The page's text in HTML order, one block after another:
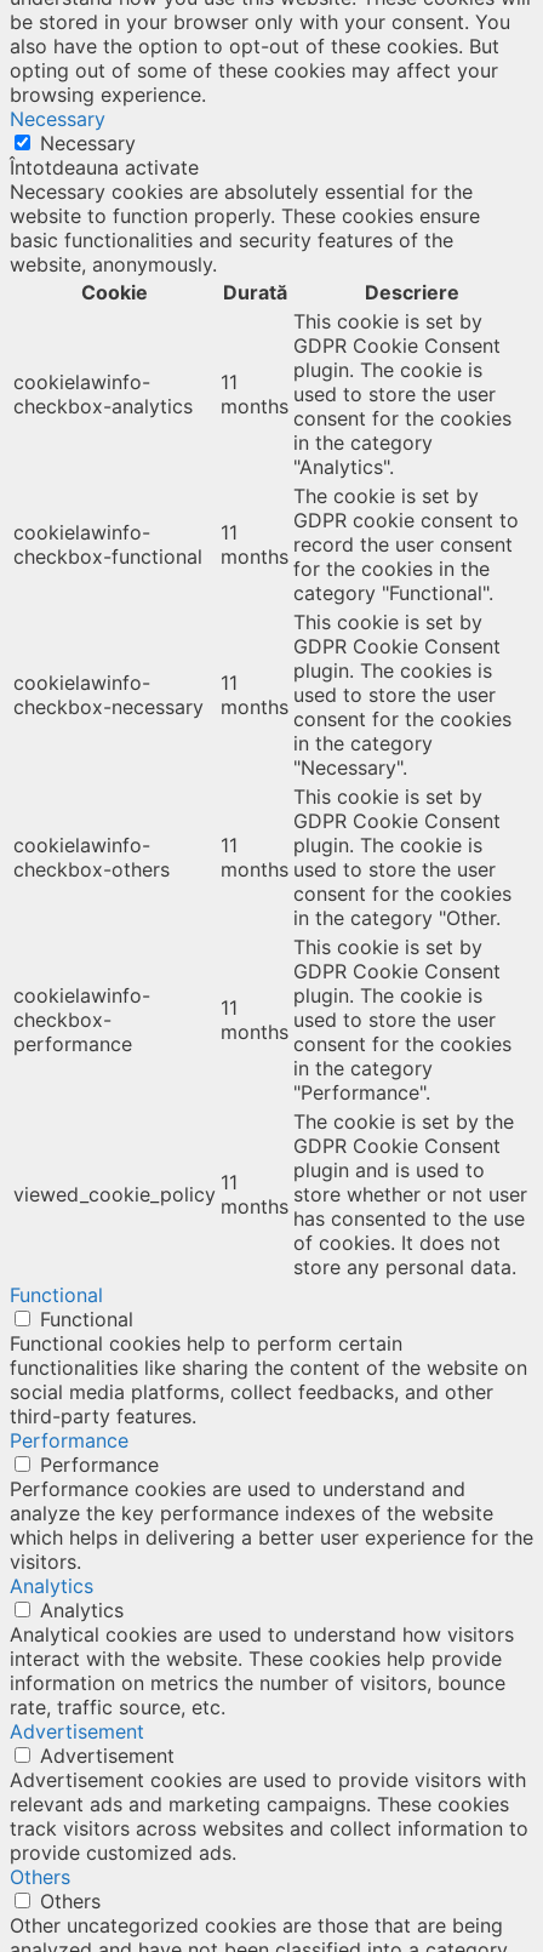
be stored in your browser only with your consent. You
also have the option to opt-out of these cookies. But
opting out of some of these cookies may affect your
browsing experience.
Necessary
Necessary
Întotdeauna activate
Necessary cookies are absolutely essential for the
website to function properly. These cookies ensure
basic functionalities and security features of the
website, anonymously.
Cookie
Durată Descriere
cookielawinfo-
checkbox-analytics
11
months
This cookie is set by
GDPR Cookie Consent
plugin. The cookie is
used to store the user
consent for the cookies
in the category
"Analytics".
cookielawinfo-
checkbox-functional
11
months
The cookie is set by
GDPR cookie consent to
record the user consent
for the cookies in the
category "Functional".
cookielawinfo-
checkbox-necessary
11
months
This cookie is set by
GDPR Cookie Consent
plugin. The cookies is
used to store the user
consent for the cookies
in the category
"Necessary".
cookielawinfo-
checkbox-others
11
months
This cookie is set by
GDPR Cookie Consent
plugin. The cookie is
used to store the user
consent for the cookies
in the category "Other.
cookielawinfo-
checkbox-
performance
11
months
This cookie is set by
GDPR Cookie Consent
plugin. The cookie is
used to store the user
consent for the cookies
in the category
"Performance".
viewed_cookie_policy 11
months
The cookie is set by the
GDPR Cookie Consent
plugin and is used to
store whether or not user
has consented to the use
of cookies. It does not
store any personal data.
Functional
Functional
Functional cookies help to perform certain
functionalities like sharing the content of the website on
social media platforms, collect feedbacks, and other
third-party features.
Performance
Performance
Performance cookies are used to understand and
analyze the key performance indexes of the website
which helps in delivering a better user experience for the
visitors.
Analytics
Analytics
Analytical cookies are used to understand how visitors
interact with the website. These cookies help provide
information on metrics the number of visitors, bounce
rate, traffic source, etc.
Advertisement
Advertisement
Advertisement cookies are used to provide visitors with
relevant ads and marketing campaigns. These cookies
track visitors across websites and collect information to
provide customized ads.
Others
Others
Other uncategorized cookies are those that are being